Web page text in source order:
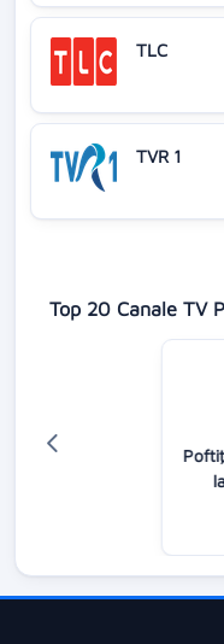
TLC
TVR 1
Top 20 Canale TV